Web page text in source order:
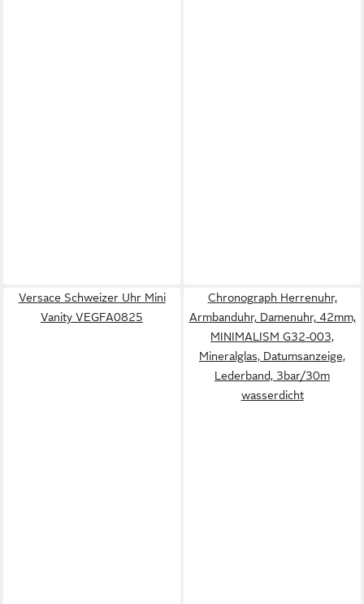
Versace Schweizer Uhr Mini
Vanity VEGFA0825
Chronograph Herrenuhr,
Armbanduhr, Damenuhr, 42mm,
MINIMALISM G32-003,
Mineralglas, Datumsanzeige,
Lederband, 3bar/30m
wasserdicht